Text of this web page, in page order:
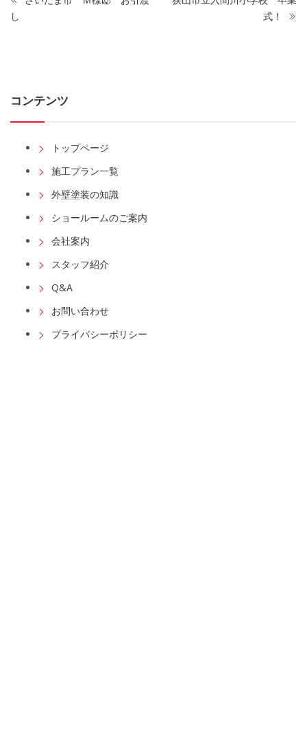
し
式！
コンテンツ
トップページ
施工プラン一覧
外壁塗装の知識
ショールームのご案内
会社案内
スタッフ紹介
Q&A
お問い合わせ
プライバシーポリシー